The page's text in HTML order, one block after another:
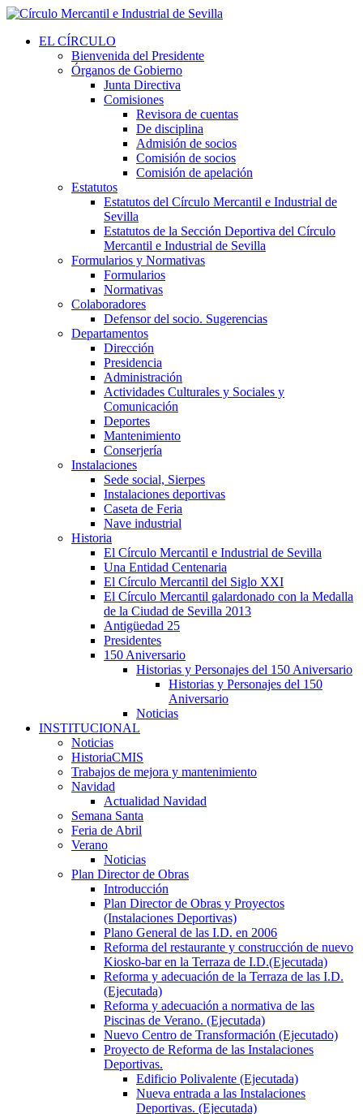
EL CÍRCULO
Bienvenida del Presidente
Órganos de Gobierno
Junta Directiva
Comisiones
Revisora de cuentas
De disciplina
Admisión de socios
Comisión de socios
Comisión de apelación
Estatutos
Estatutos del Círculo Mercantil e Industrial de
Sevilla
Estatutos de la Sección Deportiva del Círculo
Mercantil e Industrial de Sevilla
Formularios y Normativas
Formularios
Normativas
Colaboradores
Defensor del socio. Sugerencias
Departamentos
Dirección
Presidencia
Administración
Actividades Culturales y Sociales y
Comunicación
Deportes
Mantenimiento
Conserjería
Instalaciones
Sede social, Sierpes
Instalaciones deportivas
Caseta de Feria
Nave industrial
Historia
El Círculo Mercantil e Industrial de Sevilla
Una Entidad Centenaria
El Círculo Mercantil del Siglo XXI
El Círculo Mercantil galardonado con la Medalla
de la Ciudad de Sevilla 2013
Antigüedad 25
Presidentes
150 Aniversario
Historias y Personajes del 150 Aniversario
Historias y Personajes del 150
Aniversario
Noticias
INSTITUCIONAL
Noticias
HistoriaCMIS
Trabajos de mejora y mantenimiento
Navidad
Actualidad Navidad
Semana Santa
Feria de Abril
Verano
Noticias
Plan Director de Obras
Introducción
Plan Director de Obras y Proyectos
(Instalaciones Deportivas)
Plano General de las I.D. en 2006
Reforma del restaurante y construcción de nuevo
Kiosko-bar en la Terraza de I.D.(Ejecutada)
Reforma y adecuación de la Terraza de las I.D.
(Ejecutada)
Reforma y adecuación a normativa de las
Piscinas de Verano. (Ejecutada)
Nuevo Centro de Transformación (Ejecutado)
Proyecto de Reforma de las Instalaciones
Deportivas.
Edificio Polivalente (Ejecutada)
Nueva entrada a las Instalaciones
Deportivas. (Ejecutada)